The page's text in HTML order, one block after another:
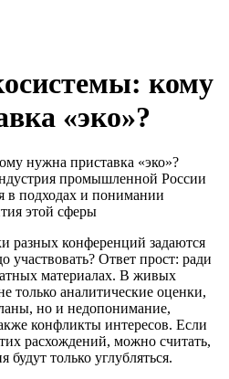
кому
«эко»?
промышленной России
в подходах и понимании
этой сферы
разных конференций задаются
участвовать? Ответ прост: ради
материалах. В живых
только аналитические оценки,
но и недопонимание,
конфликты интересов. Если
расхождений, можно считать,
будут только углубляться.